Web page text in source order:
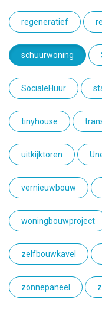
regeneratief
schuurwoning
SocialeHuur
tinyhouse
uitkijktoren
vernieuwbouw
woningbouwproject
zelfbouwkavel
zonnepaneel